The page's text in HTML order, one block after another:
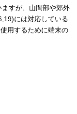
すが、山間部や郊外
には対応している
用するために端末の